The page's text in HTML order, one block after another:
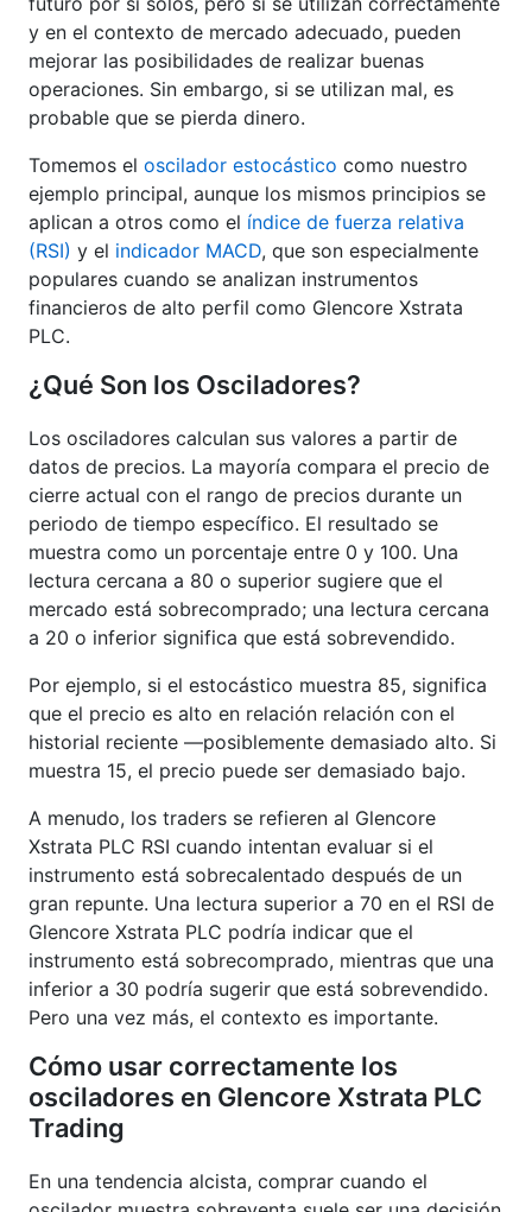
y en el contexto de mercado adecuado, pueden
mejorar las posibilidades de realizar buenas
operaciones. Sin embargo, si se utilizan mal, es
probable que se pierda dinero.
Tomemos el oscilador estocástico como nuestro
ejemplo principal, aunque los mismos principios se
aplican a otros como el índice de fuerza relativa
(RSI) y el indicador MACD, que son especialmente
populares cuando se analizan instrumentos
financieros de alto perfil como Glencore Xstrata
PLC.
¿Qué Son los Osciladores?
Los osciladores calculan sus valores a partir de
datos de precios. La mayoría compara el precio de
cierre actual con el rango de precios durante un
periodo de tiempo específico. El resultado se
muestra como un porcentaje entre 0 y 100. Una
lectura cercana a 80 o superior sugiere que el
mercado está sobrecomprado; una lectura cercana
a 20 o inferior significa que está sobrevendido.
Por ejemplo, si el estocástico muestra 85, significa
que el precio es alto en relación relación con el
historial reciente —posiblemente demasiado alto. Si
muestra 15, el precio puede ser demasiado bajo.
A menudo, los traders se refieren al Glencore
Xstrata PLC RSI cuando intentan evaluar si el
instrumento está sobrecalentado después de un
gran repunte. Una lectura superior a 70 en el RSI de
Glencore Xstrata PLC podría indicar que el
instrumento está sobrecomprado, mientras que una
inferior a 30 podría sugerir que está sobrevendido.
Pero una vez más, el contexto es importante.
Cómo usar correctamente los
osciladores en Glencore Xstrata PLC
Trading
En una tendencia alcista, comprar cuando el